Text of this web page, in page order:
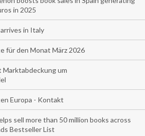
in 2025
in Italy
für den Monat März 2026
um
Europa - Kontakt
sell more than 50 million books across
Bestseller List